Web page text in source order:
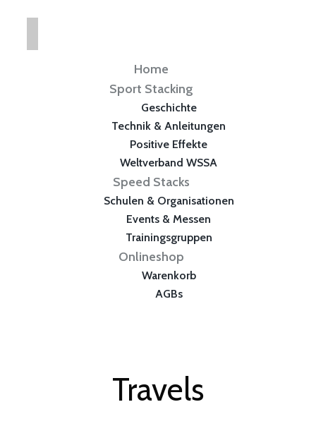
Home
Sport Stacking
Geschichte
Technik & Anleitungen
Positive Effekte
Weltverband WSSA
Speed Stacks
Schulen & Organisationen
Events & Messen
Trainingsgruppen
Onlineshop
Warenkorb
AGBs
Travels